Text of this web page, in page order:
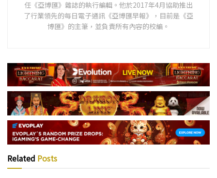
任《亞博匯》雜誌的執行編輯。他於2017年4月協助推出
了行業領先的每日電子通訊《亞博匯早報》，目前是《亞
博匯》的主筆，並負責所有內容的校編。
Related Posts